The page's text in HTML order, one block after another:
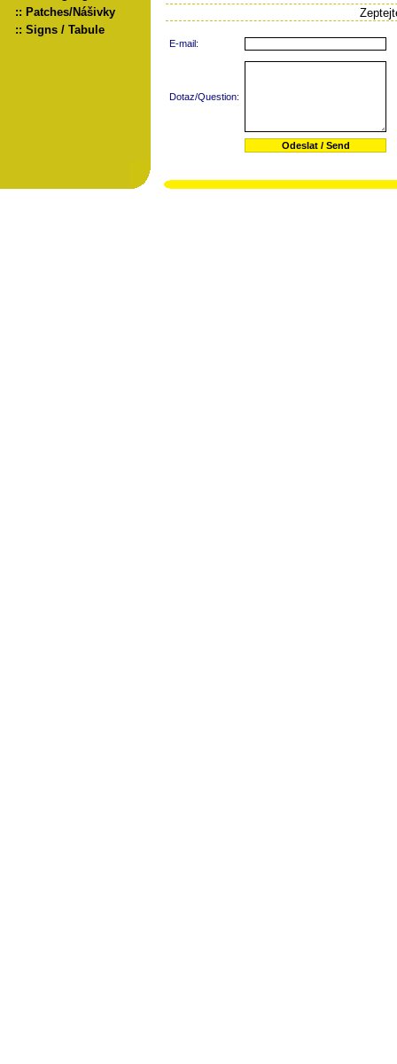
:: Patches/Nášivky
:: Signs / Tabule
E-mail:
Dotaz/Question: